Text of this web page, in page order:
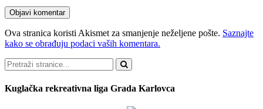
Ova stranica koristi Akismet za smanjenje neželjene pošte. Saznajte
kako se obrađuju podaci vaših komentara.
Pretraži
Kuglačka rekreativna liga Grada Karlovca